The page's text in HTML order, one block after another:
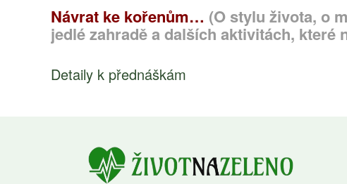
Návrat ke kořenům… (O stylu života, o
jedlé zahradě a dalších aktivitách, které
Detaily k přednáškám